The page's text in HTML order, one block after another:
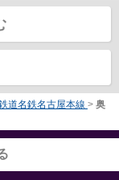
道名鉄名古屋本線 > 奥